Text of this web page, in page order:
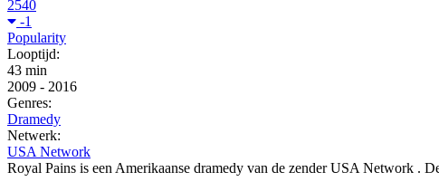
2540
-1
Popularity
Looptijd:
43 min
2009 - 2016
Genres:
Dramedy
Netwerk:
USA Network
Royal Pains is een Amerikaanse dramedy van de zender USA Network .